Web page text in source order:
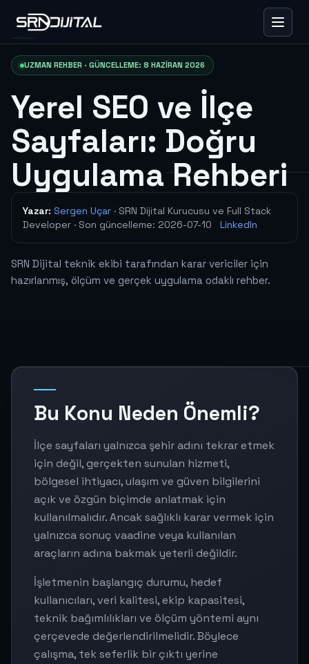
UZMAN REHBER · GÜNCELLEME: 8 HAZIRAN 2026
Yerel SEO ve İlçe
Sayfaları: Doğru
Uygulama Rehberi
Yazar: Sergen Uçar · SRN Dijital Kurucusu ve Full Stack
Developer · Son güncelleme: 2026-07-10 LinkedIn
SRN Dijital teknik ekibi tarafından karar vericiler için
hazırlanmış, ölçüm ve gerçek uygulama odaklı rehber.
Bu Konu Neden Önemli?
İlçe sayfaları yalnızca şehir adını tekrar etmek
için değil, gerçekten sunulan hizmeti,
bölgesel ihtiyacı, ulaşım ve güven bilgilerini
açık ve özgün biçimde anlatmak için
kullanılmalıdır. Ancak sağlıklı karar vermek için
yalnızca sonuç vaadine veya kullanılan
araçların adına bakmak yeterli değildir.
İşletmenin başlangıç durumu, hedef
kullanıcıları, veri kalitesi, ekip kapasitesi,
teknik bağımlılıkları ve ölçüm yöntemi aynı
çerçevede değerlendirilmelidir. Böylece
çalışma, tek seferlik bir çıktı yerine